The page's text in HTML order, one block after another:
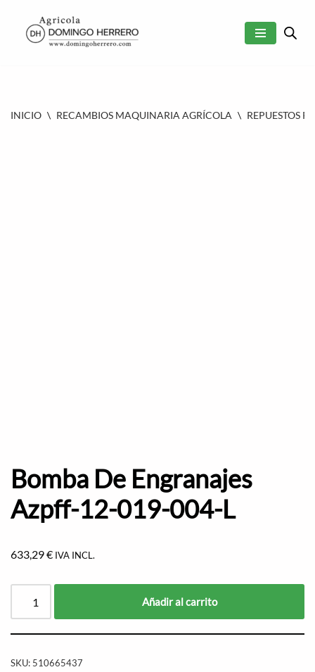
SALTAR
INICIO \ RECAMBIOS MAQUINARIA AGRÍCOLA \ REPUESTOS
Bomba De Engranajes
Azpff-12-019-004-L
633,29€ IVA INCL.
Añadir al carrito
SKU: 510665437